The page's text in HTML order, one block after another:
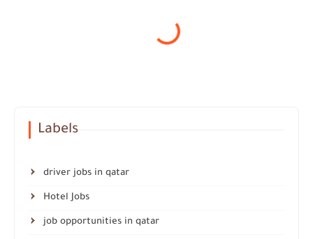
Labels
driver jobs in qatar
Hotel Jobs
job opportunities in qatar